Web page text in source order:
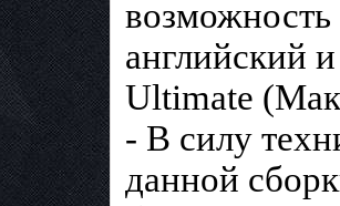
возможность
английский
Ultimate
- В силу
данной